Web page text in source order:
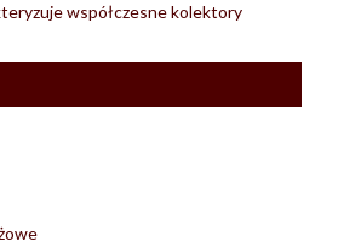
współczesne kolektory